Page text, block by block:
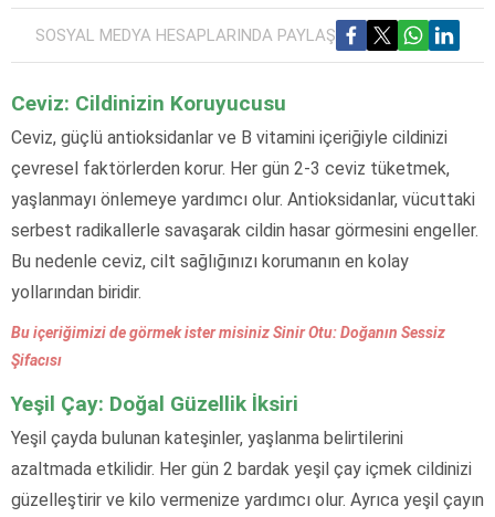
SOSYAL MEDYA HESAPLARINDA PAYLAŞ
Ceviz: Cildinizin Koruyucusu
Ceviz, güçlü antioksidanlar ve B vitamini içeriğiyle cildinizi
çevresel faktörlerden korur. Her gün 2-3 ceviz tüketmek,
yaşlanmayı önlemeye yardımcı olur. Antioksidanlar, vücuttaki
serbest radikallerle savaşarak cildin hasar görmesini engeller.
Bu nedenle ceviz, cilt sağlığınızı korumanın en kolay
yollarından biridir.
Bu içeriğimizi de görmek ister misiniz Sinir Otu: Doğanın Sessiz
Şifacısı
Yeşil Çay: Doğal Güzellik İksiri
Yeşil çayda bulunan kateşinler, yaşlanma belirtilerini
azaltmada etkilidir. Her gün 2 bardak yeşil çay içmek cildinizi
güzelleştirir ve kilo vermenize yardımcı olur. Ayrıca yeşil çayın